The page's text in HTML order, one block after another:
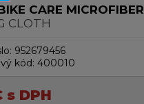
CARE MICROFIBER
CLOTH
952679456
kód: 400010
s DPH